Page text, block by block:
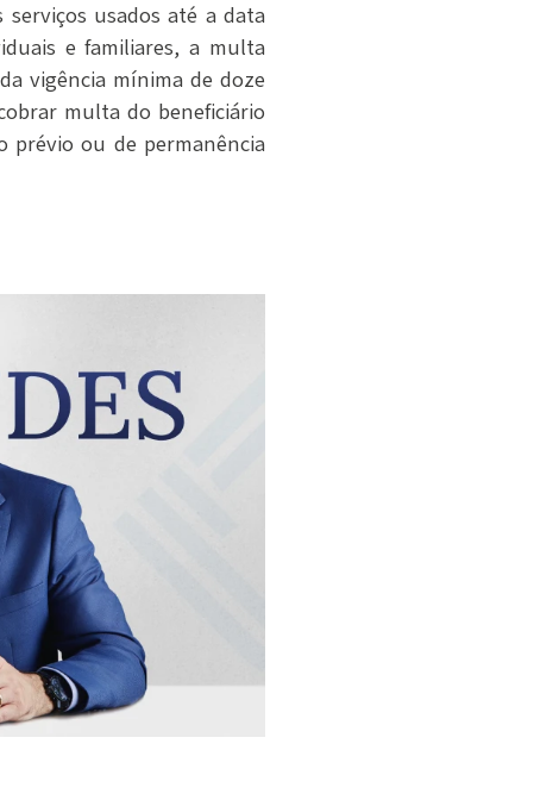
serviços usados até a data
e familiares, a multa
vigência mínima de doze
multa do beneficiário
prévio ou de permanência